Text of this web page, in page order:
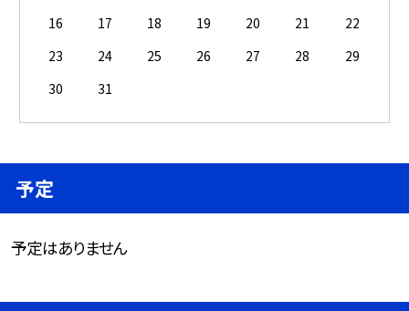
16
17 18 19 20 21
22
23
24 25 26 27 28
29
30
31
予定
予定はありません